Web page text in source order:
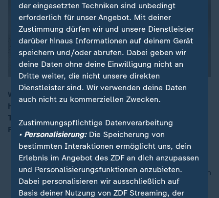
Wie ist das Trainingslager im Home Ground in
Herzogenaurach angelaufen? Kurz vor dem vorletzten
Testspiel auf dem Weg zur WM 2026: Die
Pressekonferenz des DFB.
nach oben
der eingesetzten Techniken sind unbedingt
erforderlich für unser Angebot. Mit deiner
Zustimmung dürfen wir und unsere Dienstleister
darüber hinaus Informationen auf deinem Gerät
speichern und/oder abrufen. Dabei geben wir
deine Daten ohne deine Einwilligung nicht an
Dritte weiter, die nicht unsere direkten
Dienstleister sind. Wir verwenden deine Daten
auch nicht zu kommerziellen Zwecken.
Zustimmungspflichtige Datenverarbeitung
• Personalisierung:Die Speicherung von
bestimmten Interaktionen ermöglicht uns, dein
Erlebnis im Angebot des ZDF an dich anzupassen
und Personalisierungsfunktionen anzubieten.
Dabei personalisieren wir ausschließlich auf
Basis deiner Nutzung von ZDF Streaming, der